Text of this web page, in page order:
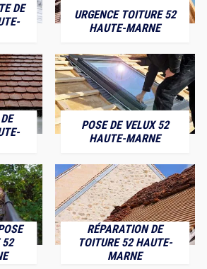
DE
URGENCE TOITURE 52
HAUTE-MARNE
POSE DE VELUX 52
HAUTE-MARNE
52
RÉPARATION DE
TOITURE 52 HAUTE-
MARNE